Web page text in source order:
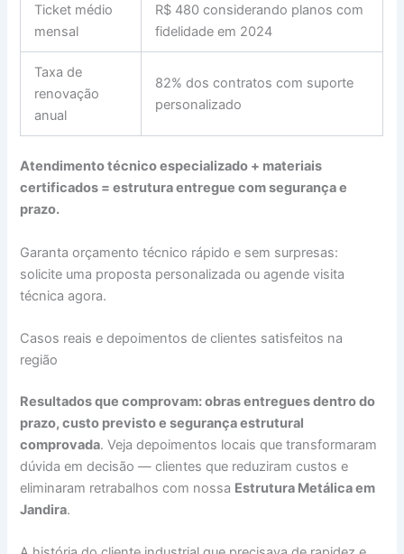
Ticket médio
mensal
R$ 480 considerando planos com
fidelidade em 2024
Taxa de
renovação
anual
82% dos contratos com suporte
personalizado
Atendimento técnico especializado + materiais
certificados = estrutura entregue com segurança e
prazo.
Garanta orçamento técnico rápido e sem surpresas:
solicite uma proposta personalizada ou agende visita
técnica agora.
Casos reais e depoimentos de clientes satisfeitos na
região
Resultados que comprovam: obras entregues dentro do
prazo, custo previsto e segurança estrutural
comprovada. Veja depoimentos locais que transformaram
dúvida em decisão — clientes que reduziram custos e
eliminaram retrabalhos com nossa Estrutura Metálica em
Jandira.